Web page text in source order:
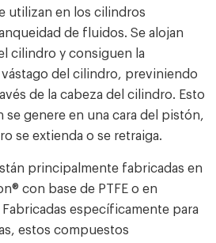
utilizan en los cilindros
de fluidos. Se alojan
cilindro y consiguen la
del cilindro, previniendo
de la cabeza del cilindro. Esto
se genere en una cara del pistón,
se extienda o se retraiga.
principalmente fabricadas en
con base de PTFE o en
específicamente para
estos compuestos